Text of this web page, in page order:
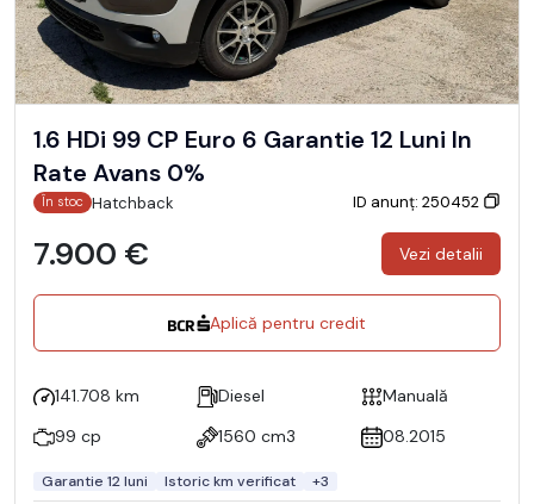
1.6 HDi 99 CP Euro 6 Garantie 12 Luni In
Rate Avans 0%
În stoc Hatchback ID anunț: 250452
7.900 € Vezi detalii
Aplică pentru credit
141.708 km Diesel
Manuală
99 cp
1560 cm3 08.2015
Garantie 12 luni Istoric km verificat +3